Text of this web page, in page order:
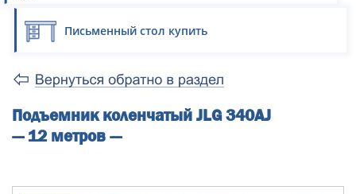
Письменный стол купить
Подъемник коленчатый JLG 340AJ
--- 12 метров ---